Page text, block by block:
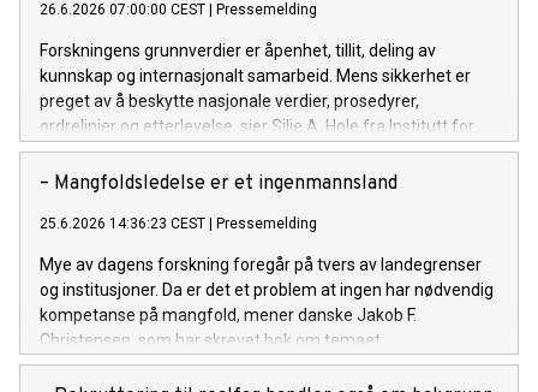
26.6.2026 07:00:00 CEST Pressemelding
Forskningens grunnverdier er åpenhet, tillit, deling av
kunnskap og internasjonalt samarbeid. Mens sikkerhet er
preget av å beskytte nasjonale verdier, prosedyrer,
ordrelinjer og etterlevelse, sier Silje A. Hole fra Institutt for
energiteknikk.
– Mangfoldsledelse er et ingenmannsland
25.6.2026 14:36:23 CEST Pressemelding
Mye av dagens forskning foregår på tvers av landegrenser
og institusjoner. Da er det et problem at ingen har nødvendig
kompetanse på mangfold, mener danske Jakob F.
Christensen, som har skrevet bok om temaet.